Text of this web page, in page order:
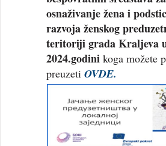
osnaživanje žena i
razvoja ženskog
teritoriji grada Kraljeva
2024.godinikoga možete
preuzetiOVDE.